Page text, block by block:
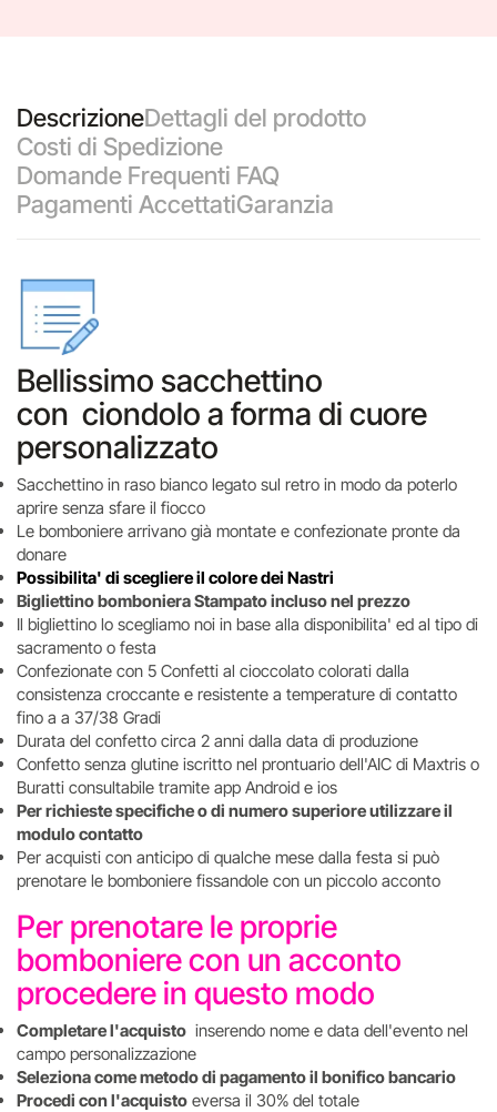
DescrizioneDettagli del prodotto
Costi di Spedizione
Domande Frequenti FAQ
Pagamenti AccettatiGaranzia
Bellissimo sacchettino
con ciondolo a forma di cuore
personalizzato
Sacchettino in raso bianco legato sul retro in modo da poterlo
aprire senza sfare il fiocco
Le bomboniere arrivano già montate e confezionate pronte da
donare
Possibilita' di scegliere il colore dei Nastri
Bigliettino bomboniera Stampato incluso nel prezzo
Il bigliettino lo scegliamo noi in base alla disponibilita' ed al tipo di
sacramento o festa
Confezionate con 5 Confetti al cioccolato colorati dalla
consistenza croccante e resistente a temperature di contatto
fino a a 37/38 Gradi
Durata del confetto circa 2 anni dalla data di produzione
Confetto senza glutine iscritto nel prontuario dell'AIC di Maxtris o
Buratti consultabile tramite app Android e ios
Per richieste specifiche o di numero superiore utilizzare il
modulo contatto
Per acquisti con anticipo di qualche mese dalla festa si può
prenotare le bomboniere fissandole con un piccolo acconto
Per prenotare le proprie
bomboniere con un acconto
procedere in questo modo
Completare l'acquisto inserendo nome e data dell'evento nel
campo personalizzazione
Seleziona come metodo di pagamento il bonifico bancario
Procedi con l'acquisto eversa il 30% del totale